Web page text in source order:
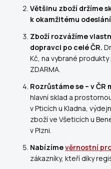
Většinu zboží držíme
k okamžitému
Zboží rozvážíme
dopravci po celé ČR.
Kč, na vybrané
ZDARMA.
Rozrůstáme se – v ČR
hlavní sklad a
v Pticích u Kladna,
zboží ve Všeticích u
v Plzni.
Nabízímevěrnostní
zákazníky, kteří díky